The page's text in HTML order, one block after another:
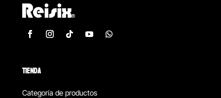
TIENDA
Categoría de productos